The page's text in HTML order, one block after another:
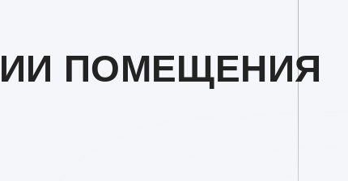
ПОМЕЩЕНИЯ